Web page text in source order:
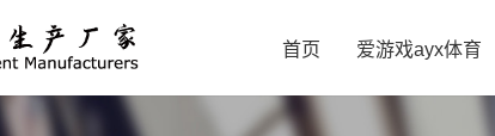
首页 爱游戏ayx体育